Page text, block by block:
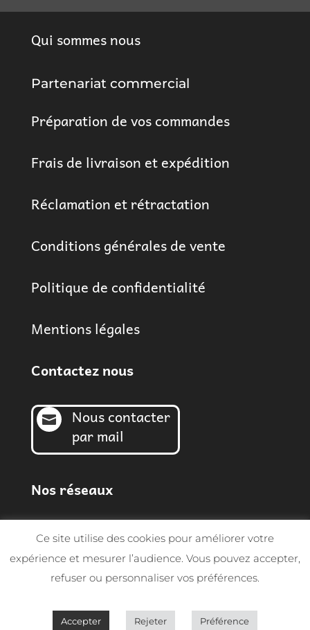
Qui sommes nous
Partenariat commercial
Préparation de vos commandes
Frais de livraison et expédition
Réclamation et rétractation
Conditions générales de vente
Politique de confidentialité
Mentions légales
Contactez nous

Nous contacter
par mail
Nos réseaux
Conception SynapTIC
Ce site utilise des cookies pour améliorer votre
expérience et mesurer l’audience. Vous pouvez accepter,
refuser ou personnaliser vos préférences.
Accepter Rejeter Préférence